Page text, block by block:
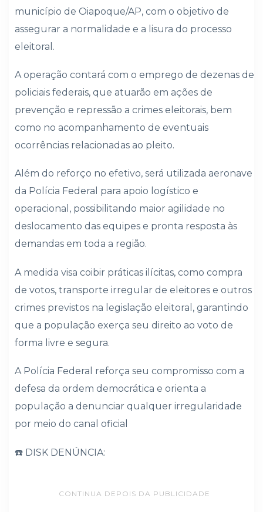
município de Oiapoque/AP, com o objetivo de
assegurar a normalidade e a lisura do processo
eleitoral.
A operação contará com o emprego de dezenas de
policiais federais, que atuarão em ações de
prevenção e repressão a crimes eleitorais, bem
como no acompanhamento de eventuais
ocorrências relacionadas ao pleito.
Além do reforço no efetivo, será utilizada aeronave
da Polícia Federal para apoio logístico e
operacional, possibilitando maior agilidade no
deslocamento das equipes e pronta resposta às
demandas em toda a região.
A medida visa coibir práticas ilícitas, como compra
de votos, transporte irregular de eleitores e outros
crimes previstos na legislação eleitoral, garantindo
que a população exerça seu direito ao voto de
forma livre e segura.
A Polícia Federal reforça seu compromisso com a
defesa da ordem democrática e orienta a
população a denunciar qualquer irregularidade
por meio do canal oficial
☎️ DISK DENÚNCIA:
CONTINUA DEPOIS DA PUBLICIDADE